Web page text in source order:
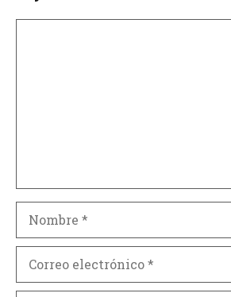
Nombre
electrónico